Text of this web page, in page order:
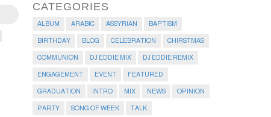
CATEGORIES
ALBUM ARABIC ASSYRIAN BAPTISM
BIRTHDAY BLOG CELEBRATION CHIRSTMAS
COMMUNION DJ EDDIE MIX DJ EDDIE REMIX
ENGAGEMENT EVENT FEATURED
GRADUATION INTRO MIX NEWS OPINION
PARTY SONG OF WEEK TALK